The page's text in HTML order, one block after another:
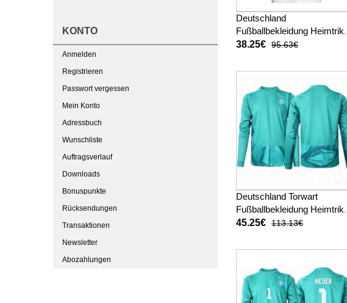
KONTO
Anmelden
Registrieren
Passwort vergessen
Mein Konto
Adressbuch
Wunschliste
Auftragsverlauf
Downloads
Bonuspunkte
Rücksendungen
Transaktionen
Newsletter
Abozahlungen
Deutschland
Fußballbekleidung Heimtrikot
WM 2026 Kurzarm
38.25€ 95.63€
Deutschland Torwart
Fußballbekleidung Heimtrikot
WM 2026 Langarm
45.25€ 113.13€